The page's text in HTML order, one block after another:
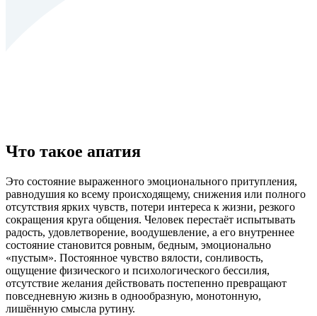
Что такое апатия
Это состояние выраженного эмоционального притупления,
равнодушия ко всему происходящему, снижения или полного
отсутствия ярких чувств, потери интереса к жизни, резкого
сокращения круга общения. Человек перестаёт испытывать
радость, удовлетворение, воодушевление, а его внутреннее
состояние становится ровным, бедным, эмоционально
«пустым». Постоянное чувство вялости, сонливость,
ощущение физического и психологического бессилия,
отсутствие желания действовать постепенно превращают
повседневную жизнь в однообразную, монотонную,
лишённую смысла рутину.